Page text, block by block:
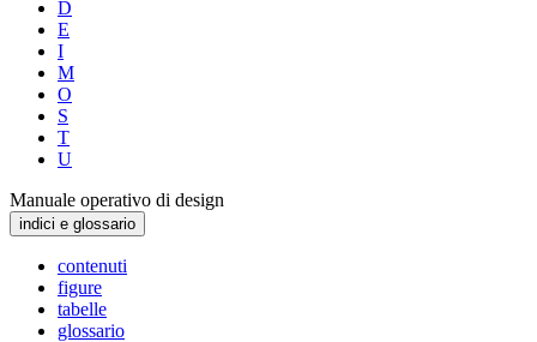
D
E
I
M
O
S
T
U
Manuale operativo di design
indici e glossario
contenuti
figure
tabelle
glossario